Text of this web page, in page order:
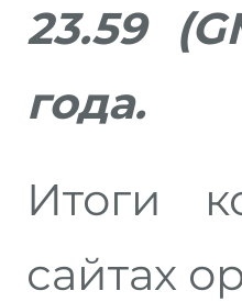
23.59
года.
Итоги
сайтах